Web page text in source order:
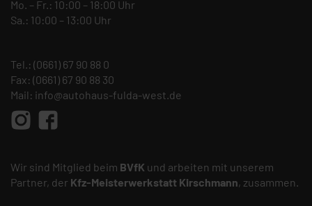
Mo. – Fr.: 10:00 – 18:00 Uhr
Sa.: 10:00 – 13:00 Uhr
Tel.: (0661) 67 90 88 0
Fax: (0661) 67 90 88 30
Mail: info@autohaus-fulda-west.de
Wir sind Mitglied beim BVfK und arbeiten mit unserem
Partner, der Kfz-Meisterwerkstatt Kirschmann, zusammen.